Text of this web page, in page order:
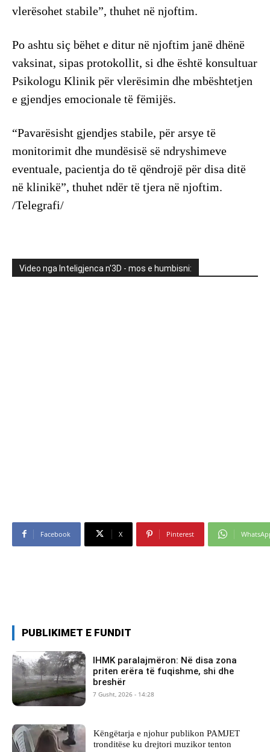
vlerësohet stabile”, thuhet në njoftim.
Po ashtu siç bëhet e ditur në njoftim janë dhënë
vaksinat, sipas protokollit, si dhe është konsultuar
Psikologu Klinik për vlerësimin dhe mbështetjen
e gjendjes emocionale të fëmijës.
“Pavarësisht gjendjes stabile, për arsye të
monitorimit dhe mundësisë së ndryshimeve
eventuale, pacientja do të qëndrojë për disa ditë
në klinikë”, thuhet ndër të tjera në njoftim.
/Telegrafi/
Video nga Inteligjenca n'3D - mos e humbisni:
Facebook X Pinterest
PUBLIKIMET E FUNDIT
IHMK paralajmëron: Në disa zona
priten erëra të fuqishme, shi dhe
breshër
7 Gusht, 2026 - 14:28
Këngëtarja e njohur publikon PAMJET
tronditëse ku drejtori muzikor tenton